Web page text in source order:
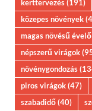
kerttervezés(191)
közepes növények
magas növésű
népszerű virágok
növénygondozás
piros virágok(47)
szabadidő(40)